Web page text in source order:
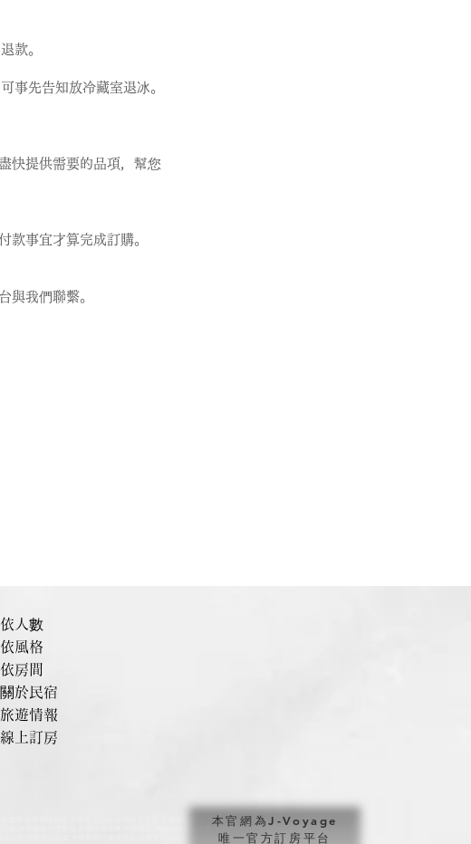
款。
事先告知放冷藏室退冰。
快提供需要的品項，幫您
款事宜才算完成訂購。
與我們聯繫。
本官網為J-Voyage
唯一官方訂房平台
依人數
依風格
依房間
關於民宿
旅遊情報
線上訂房
整理,沖繩家族旅行,沖繩親子旅遊,沖繩多人住宿,沖繩海景民宿,沖繩親子民宿,沖繩親子遊,沖繩
,沖繩精選特色民宿,沖繩住宿推薦,沖繩景點,沖繩包棟民宿推薦,沖繩民泊,沖繩家族旅行住宿
出租,沖繩合法民宿,沖繩縣熱門獨棟房屋,沖繩度假屋出租,沖繩airbnb,沖繩airbnb包棟,沖繩